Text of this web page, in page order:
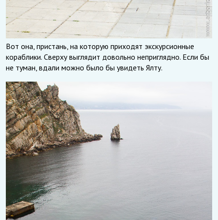
Вот она, пристань, на которую приходят экскурсионные
кораблики. Сверху выглядит довольно неприглядно. Если бы
не туман, вдали можно было бы увидеть Ялту.